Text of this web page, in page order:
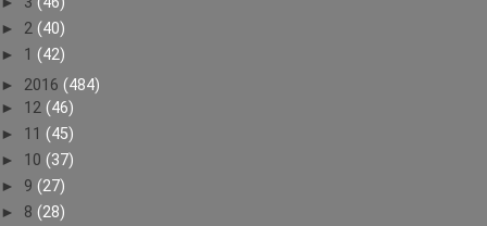
► 2 (40)
► 1 (42)
► 2016 (484)
► 12 (46)
► 11 (45)
► 10 (37)
► 9 (27)
► 8 (28)